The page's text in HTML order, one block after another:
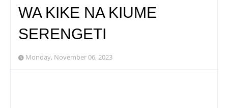
WA KIKE NA KIUME
SERENGETI
Monday, November 06, 2023